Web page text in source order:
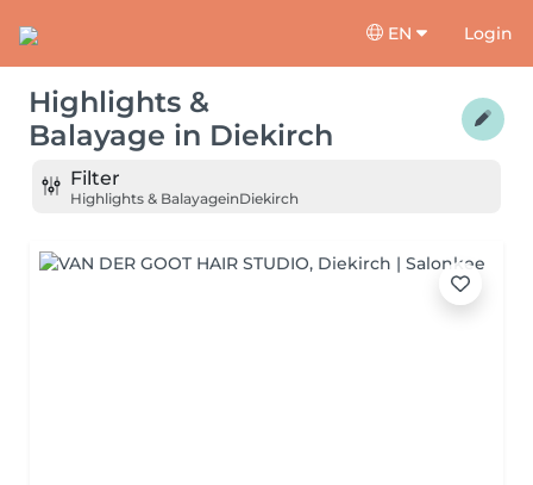
EN Login
Highlights &
Balayage in Diekirch
Filter
Highlights & BalayageinDiekirch